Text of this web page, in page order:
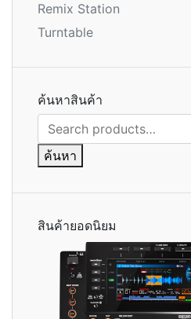
Remix Station
Turntable
ค้นหาสินค้า
ค้นหา:
ค้นหา
สินค้ายอดนิยม